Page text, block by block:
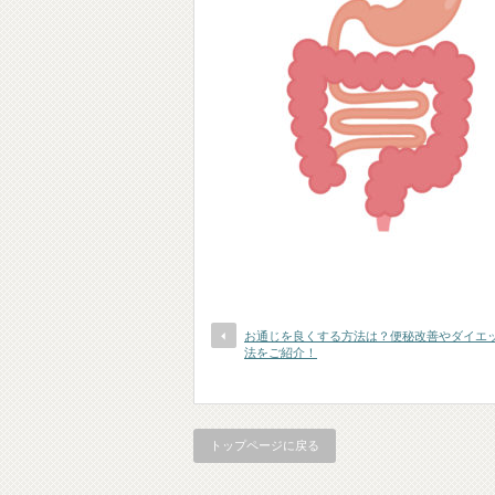
お通じを良くする方法は？便秘改善やダイエ
法をご紹介！
トップページに戻る